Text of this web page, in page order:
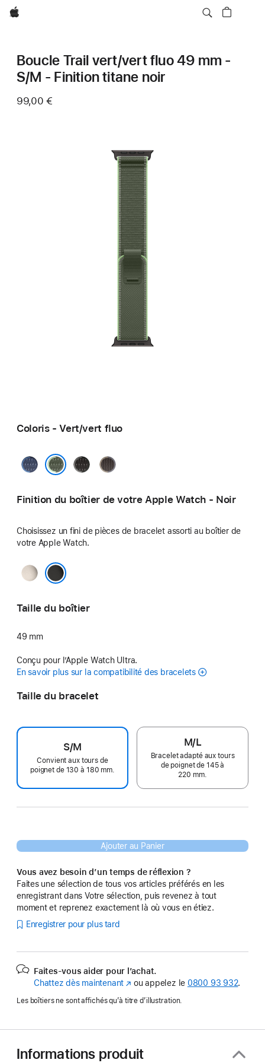
Apple
Boucle Trail vert/vert fluo 49 mm -
S/M - Finition titane noir
99,00 €
Coloris - Vert/vert fluo
Bleu/bleu
Noir/charbon
Bleu/noir
Finition du boîtier de votre Apple Watch - Noir
Choisissez un fini de pièces de bracelet assorti au boîtier de
votre Apple Watch.
Naturel
Taille du boîtier
49 mm
Conçu pour l’Apple Watch Ultra.
En savoir plus sur la compatibilité des bracelets
Taille du bracelet
S/M
Convient aux tours de
poignet de 130 à 180 mm.
M/L
Bracelet adapté aux tours
de poignet de 145 à
220 mm.
Ajouter au Panier
Vous avez besoin d’un temps de réflexion ?
Faites une sélection de tous vos articles préférés en les
enregistrant dans Votre sélection, puis revenez à tout
moment et reprenez exactement là où vous en étiez.
Enregistrer pour plus tard
Faites-vous aider pour l’achat.
Chattez dès maintenant (s’ouvre
une
fenêtre)
ou appelez le 0800 93 932.
Les boîtiers ne sont affichés qu’à titre d’illustration.
Informations produit